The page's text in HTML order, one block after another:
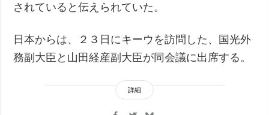
されていると伝えられていた。
日本からは、２３日にキーウを訪問した、国光外
務副大臣と山田経産副大臣が同会議に出席する。
詳細